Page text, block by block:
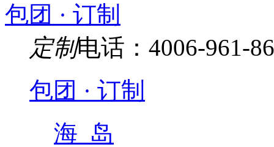
包团 · 订制
定制电话：4006-961-
包团 · 订制
海 岛